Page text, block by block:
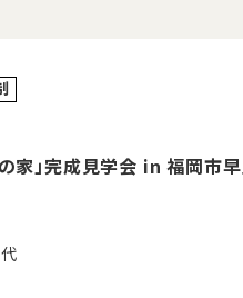
家」完成見学会 in 福岡市